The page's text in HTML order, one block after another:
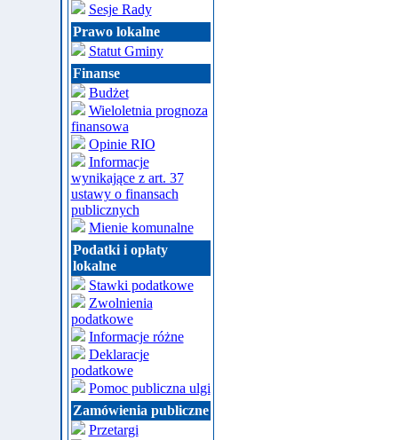
Sesje Rady
Prawo lokalne
Statut Gminy
Finanse
Budżet
Wieloletnia prognoza
finansowa
Opinie RIO
Informacje
wynikające z art. 37
ustawy o finansach
publicznych
Mienie komunalne
Podatki i opłaty
lokalne
Stawki podatkowe
Zwolnienia
podatkowe
Informacje różne
Deklaracje
podatkowe
Pomoc publiczna ulgi
Zamówienia publiczne
Przetargi